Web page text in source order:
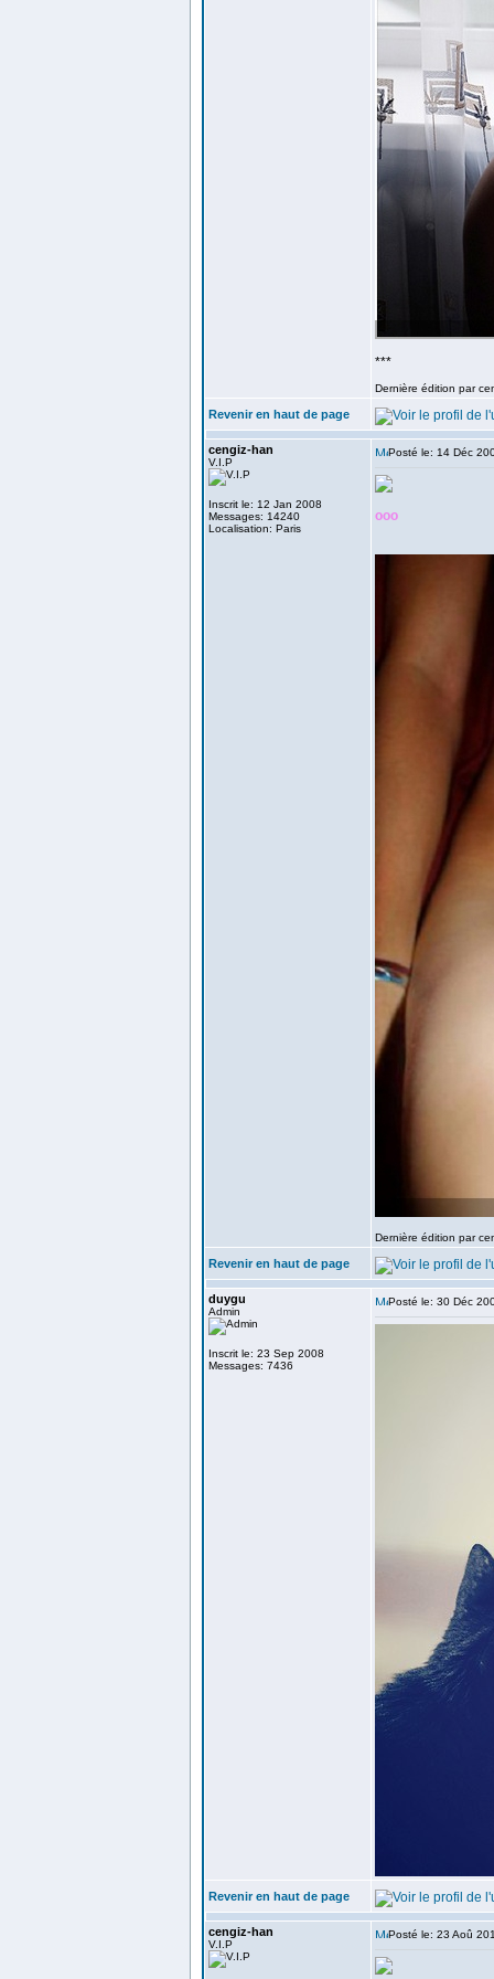
***
Dernière édition par
Revenir en haut de page
cengiz-han
V.I.P
Inscrit le: 12 Jan 2008
Messages: 14240
Localisation: Paris
Posté le: 14 Déc
ooo
Dernière édition par
Revenir en haut de page
duygu
Admin
Inscrit le: 23 Sep 2008
Messages: 7436
Posté le: 30 Déc
Revenir en haut de page
cengiz-han
V.I.P
Posté le: 23 Aoû